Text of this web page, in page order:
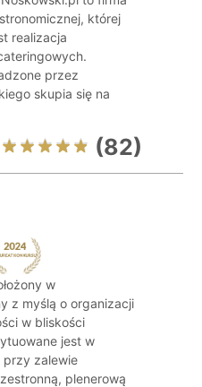
której
realizacja
przez
skupia się na
(82)
w
z myślą o organizacji
w bliskości
jest w
przy zalewie
plenerową